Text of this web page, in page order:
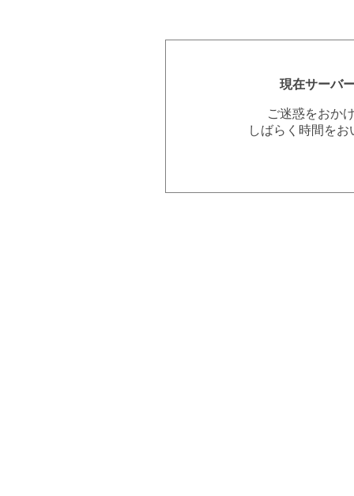
現在サーバ
ご迷惑をおか
しばらく時間を